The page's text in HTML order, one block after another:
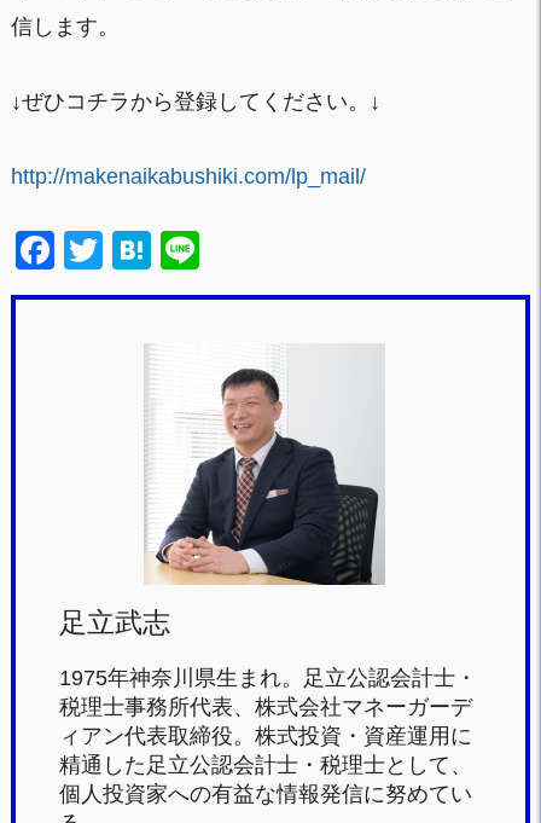
信します。
↓ぜひコチラから登録してください。↓
http://makenaikabushiki.com/lp_mail/
F
a
T
wi
H
at
n
a
n
足立武志
1975年神奈川県生まれ。足立公認会計士・
税理士事務所代表、株式会社マネーガーデ
ィアン代表取締役。株式投資・資産運用に
精通した足立公認会計士・税理士として、
個人投資家への有益な情報発信に努めてい